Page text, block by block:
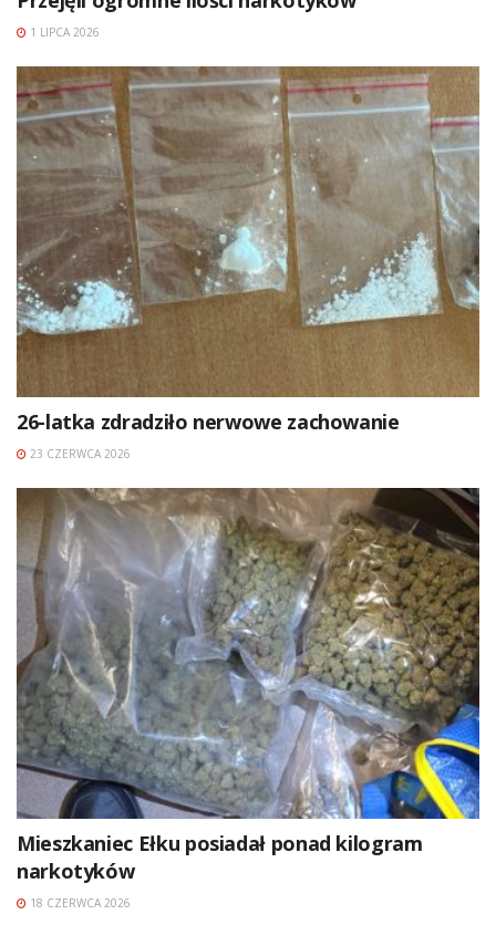
1 LIPCA 2026
26-latka zdradziło nerwowe zachowanie
23 CZERWCA 2026
Mieszkaniec Ełku posiadał ponad kilogram
narkotyków
18 CZERWCA 2026